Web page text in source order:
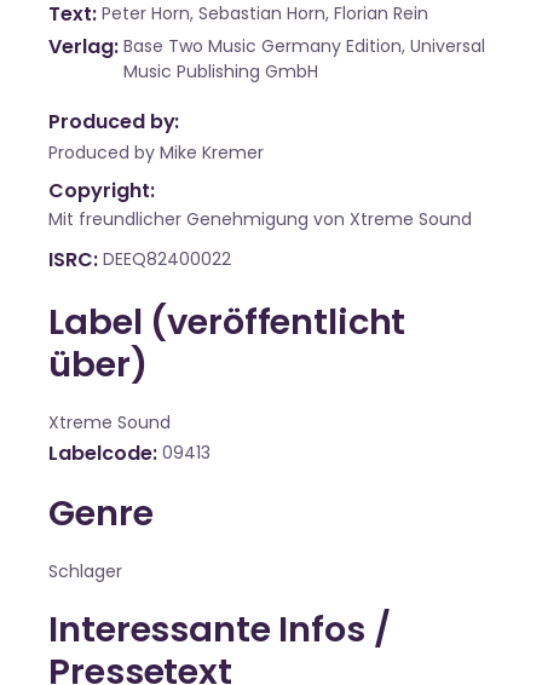
Text Peter Horn, Sebastian Horn, Florian Rein
Verlag Base Two Music Germany Edition, Universal
Music Publishing GmbH
Produced by:
Produced by Mike Kremer
Copyright:
Mit freundlicher Genehmigung von Xtreme Sound
ISRC DEEQ82400022
Label (veröffentlicht
über)
Xtreme Sound
Labelcode 09413
Genre
Schlager
Interessante Infos /
Pressetext